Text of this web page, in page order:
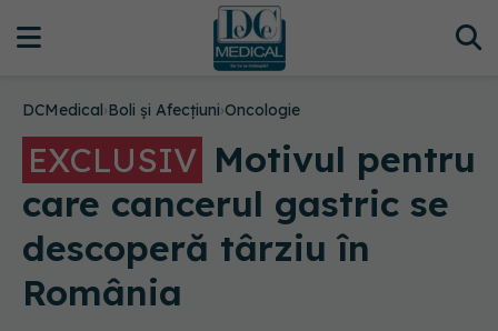
DCMedical›Boli și Afecțiuni›Oncologie
EXCLUSIV Motivul pentru
care cancerul gastric se
descoperă târziu în
România